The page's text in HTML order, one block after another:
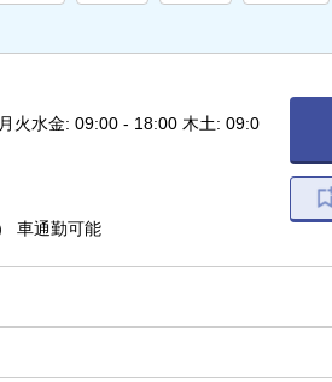
火水金: 09:00 - 18:00 木土: 09:0
車通勤可能